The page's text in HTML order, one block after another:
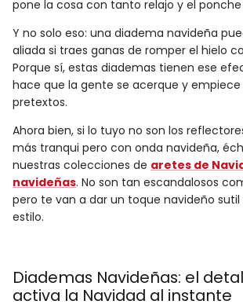
pone la cosa con tanto relajo y el
Y no solo eso: una diadema navideña
aliada si traes ganas de romper el hielo
Porque sí, estas diademas tienen ese
hace que la gente se acerque y empiece
pretextos.
Ahora bien, si lo tuyo no son los
más tranqui pero con onda navideña,
nuestras colecciones de aretes de
navideñas. No son tan escandalosos
pero te van a dar un toque navideño
estilo.
Diademas Navideñas: el
activa la Navidad al instante